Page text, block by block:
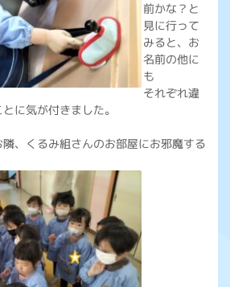
前かな？と
見に行って
みると、お
名前の他に
も
それぞれ違
に気が付きました。
、くるみ組さんのお部屋にお邪魔する